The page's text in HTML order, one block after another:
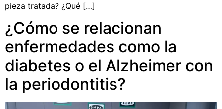
pieza tratada? ¿Qué […]
¿Cómo se relacionan
enfermedades como la
diabetes o el Alzheimer con
la periodontitis?